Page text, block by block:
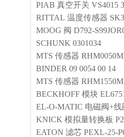
PIAB 真空开关 VS4015
RITTAL 温度传感器
MOOG 阀 D792-
SCHUNK 0301034
MTS 传感器
BINDER 09 0054 00 14
MTS 传感器
BECKHOFF 模块
EL-O-MATIC 电磁阀+线
KNICK 模拟量转换板
EATON 滤芯 PEXL-25-